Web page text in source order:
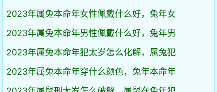
2023年属兔本命年女性佩戴什么好，兔年女
2023年属兔本命年男性佩戴什么好，兔年男
2023年属兔本命年犯太岁怎么化解，属兔犯
2023年属兔本命年穿什么颜色，兔年本命年